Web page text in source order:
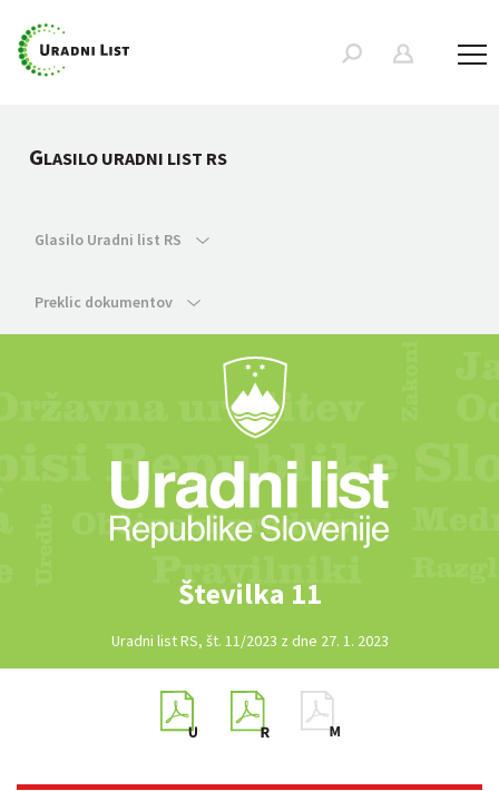
GLASILO URADNI LIST RS
Glasilo Uradni list RS
Preklic dokumentov
Številka 11
Uradni list RS, št. 11/2023 z dne 27. 1. 2023